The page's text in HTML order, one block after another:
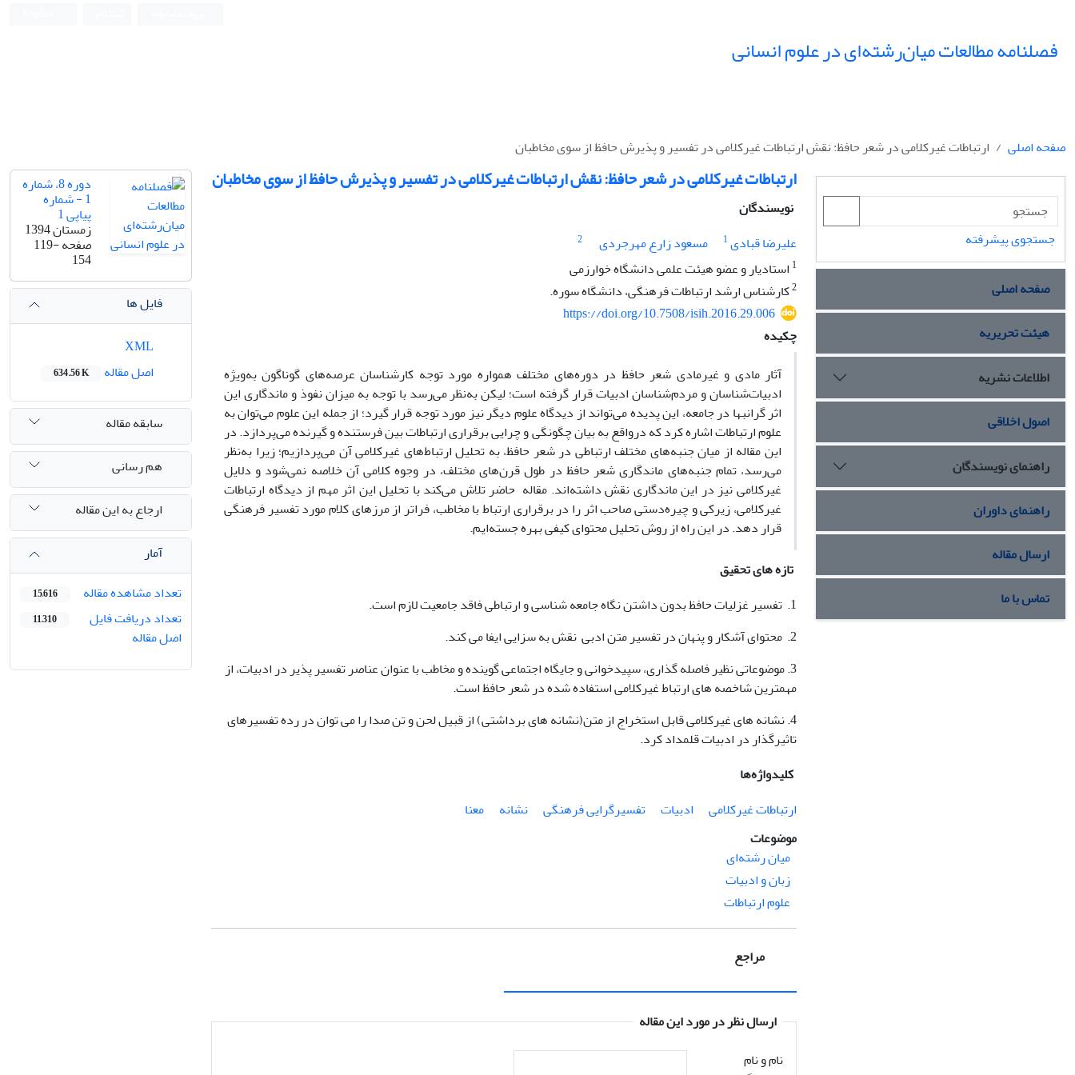
فصلنامه مطالعات میان‌رشته‌ای در علوم انسانی
صفحه اصلی ارتباطات غیرکلامی در شعر حافظ: نقش ارتباطات غیرکلامی در تفسیر و پذیرش حافظ از سوی مخاطبان
ارتباطات غیرکلامی در شعر حافظ: نقش ارتباطات غیرکلامی در تفسیر و پذیرش حافظ از سوی مخاطبان
نویسندگان
علیرضا قبادی1 مسعود زارع مهرجردی
2
1 استادیار و‎ ‎عضو هیئت علمی دانشگاه خوارزمی
2کارشناس ارشد ارتباطات فرهنگی، دانشگاه سوره.
https://doi.org/10.7508/isih.2016.29.006
چکیده
آثار مادی و غیرمادی شعر حافظ در دوره‌های مختلف همواره مورد توجه کارشناسان عرصه‌های گوناگون به‌ویژه
ادبیات‌شناسان و مردم‌شناسان ادبیات قرار گرفته است؛ لیکن به‌نظر می‌رسد با توجه به میزان نفوذ و ماندگاری این
اثر گرانبها در جامعه، این پدیده می‌تواند از دیدگاه علوم دیگر نیز مورد توجه قرار گیرد؛ از جمله این علوم می‌توان به
علوم ارتباطات اشاره کرد که درواقع به بیان چگونگی و چرایی برقراری ارتباطات بین فرستنده و گیرنده می‌پردازد. در
این مقاله از میان جنبه‌های مختلف ارتباطی در شعر حافظ، به تحلیل ارتباط‌های غیرکلامی آن می‌پردازیم؛ زیرا به‌نظر
می‌رسد، تمام جنبه‌های ماندگاری شعر حافظ در طول قرن‌های مختلف، در وجوه کلامی آن خلاصه نمی‌شود و دلایل
غیرکلامی نیز در این ماندگاری نقش داشته‌اند. مقاله حاضر تلاش می‌کند با تحلیل این اثر مهم از دیدگاه ارتباطات
غیرکلامی، زیرکی و چیره‌دستی صاحب اثر را در برقراری ارتباط با مخاطب، فراتر از مرزهای کلام مورد تفسیر فرهنگی
قرار دهد. در این راه از روش تحلیل محتوای کیفی بهره جسته‌ایم.
تازه های تحقیق
1. تفسیر غزلیات حافظ بدون داشتن نگاه جامعه شناسی و ارتباطی فاقد جامعیت لازم است.
2. محتوای آشکار و پنهان در تفسیر متن ادبی نقش به سزایی ایفا می کند.
3. موضوعاتی نظیر فاصله گذاری، سپیدخوانی و جایگاه اجتماعی گوینده و مخاطب با عنوان عناصر تفسیر پذیر در ادبیات، از
مهمترین شاخصه های ارتباط غیرکلامی استفاده شده در شعر حافظ است.
4. نشانه های غیرکلامی قابل استخراج از متن(نشانه های برداشتی) از قبیل لحن و تن صدا را می توان در رده تفسیرهای
تاثیرگذار در ادبیات قلمداد کرد.
کلیدواژه‌ها
ارتباطات غیرکلامی
ادبیات تفسیرگرایی فرهنگی نشانه
معنا
موضوعات
میان رشته‌ای
زبان و ادبیات
علوم ارتباطات
مراجع
ارسال نظر در مورد این مقاله
نام و نام
دوره 8، شماره
1 - شماره
پیاپی 1
زمستان 1394
صفحه119-
154
فایل ها
اصل مقاله
634.56 K
سابقه مقاله
هم رسانی
ارجاع به این مقاله
آمار
تعداد مشاهده مقاله
15,616
تعداد دریافت فایل
اصل مقاله
11,310
جستجوی پیشرفته
صفحه اصلی
هیئت تحریریه
اطلاعات نشریه
اصول اخلاقی
راهنمای نویسندگان
راهنمای داوران
ارسال مقاله
تماس با ما